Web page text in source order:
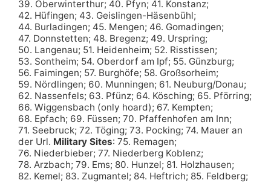
39. Oberwinterthur; 40. Pfyn; 41. Konstanz;
42. Hüfingen; 43. Geislingen-Häsenbühl;
44. Burladingen; 45. Mengen; 46. Gomadingen;
47. Donnstetten; 48. Bregenz; 49. Urspring;
50. Langenau; 51. Heidenheim; 52. Risstissen;
53. Sontheim; 54. Oberdorf am Ipf; 55. Günzburg;
56. Faimingen; 57. Burghöfe; 58. Großsorheim;
59. Nördlingen; 60. Munningen; 61. Neuburg/Donau;
62. Nassenfels; 63. Pfünz; 64. Kösching; 65. Pförring;
66. Wiggensbach (only hoard); 67. Kempten;
68. Epfach; 69. Füssen; 70. Pfaffenhofen am Inn;
71. Seebruck; 72. Töging; 73. Pocking; 74. Mauer an
der Url. Military Sites: 75. Remagen;
76. Niederbieber; 77. Niederberg Koblenz;
78. Arzbach; 79. Ems; 80. Hunzel; 81. Holzhausen;
82. Kemel; 83. Zugmantel; 84. Heftrich; 85. Feldberg;